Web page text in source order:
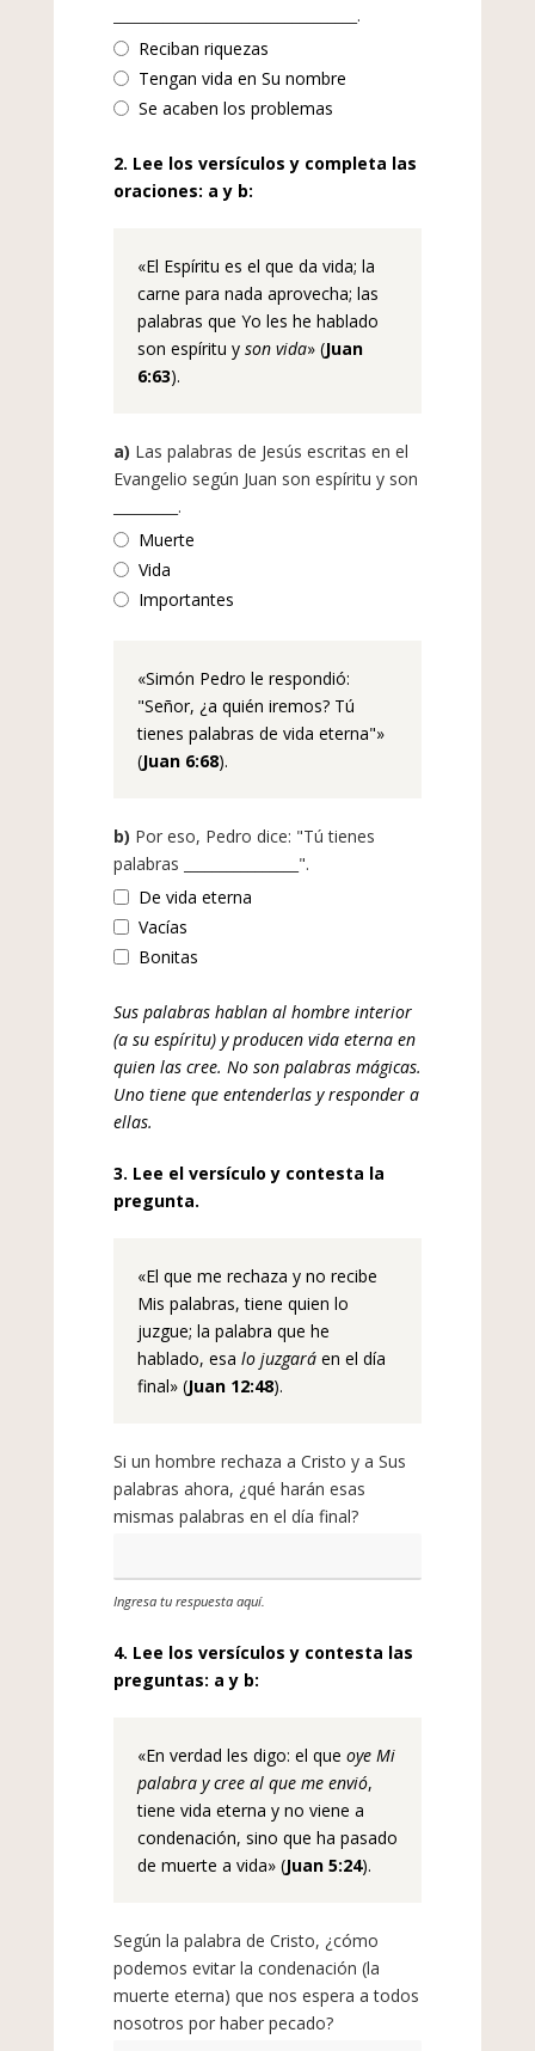
__________________________________.
Reciban riquezas
Tengan vida en Su nombre
Se acaben los problemas
2. Lee los versículos y completa las
oraciones: a y b:
«El Espíritu es el que da vida; la
carne para nada aprovecha; las
palabras que Yo les he hablado
son espíritu y son vida» (Juan
6:63).
a) Las palabras de Jesús escritas en el
Evangelio según Juan son espíritu y son
_________.
Muerte
Vida
Importantes
«Simón Pedro le respondió:
"Señor, ¿a quién iremos? Tú
tienes palabras de vida eterna"»
(Juan 6:68).
b) Por eso, Pedro dice: "Tú tienes
palabras ________________".
De vida eterna
Vacías
Bonitas
Sus palabras hablan al hombre interior
(a su espíritu) y producen vida eterna en
quien las cree. No son palabras mágicas.
Uno tiene que entenderlas y responder a
ellas.
3. Lee el versículo y contesta la
pregunta.
«El que me rechaza y no recibe
Mis palabras, tiene quien lo
juzgue; la palabra que he
hablado, esa lo juzgaráen el día
final»(Juan 12:48).
Si un hombre rechaza a Cristo y a Sus
palabras ahora, ¿qué harán esas
mismas palabras en el día final?
Ingresa tu respuesta aquí.
4. Lee los versículos y contesta las
preguntas: a y b:
«En verdad les digo: el que oye Mi
palabra y cree al que me envió,
tiene vida eterna y no viene a
condenación, sino que ha pasado
de muerte a vida» (Juan 5:24).
Según la palabra de Cristo, ¿cómo
podemos evitar la condenación (la
muerte eterna) que nos espera a todos
nosotros por haber pecado?